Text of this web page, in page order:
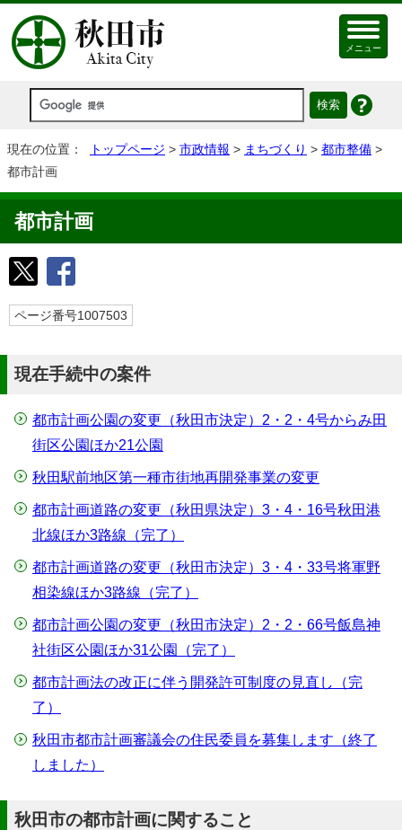
メニュー
現在の位置： トップページ > 市政情報 > まちづくり > 都市整備 >
都市計画
都市計画
ページ番号1007503
現在手続中の案件
都市計画公園の変更（秋田市決定）2・2・4号からみ田
街区公園ほか21公園
秋田駅前地区第一種市街地再開発事業の変更
都市計画道路の変更（秋田県決定）3・4・16号秋田港
北線ほか3路線（完了）
都市計画道路の変更（秋田市決定）3・4・33号将軍野
相染線ほか3路線（完了）
都市計画公園の変更（秋田市決定）2・2・66号飯島神
社街区公園ほか31公園（完了）
都市計画法の改正に伴う開発許可制度の見直し（完
了）
秋田市都市計画審議会の住民委員を募集します（終了
しました）
秋田市の都市計画に関すること